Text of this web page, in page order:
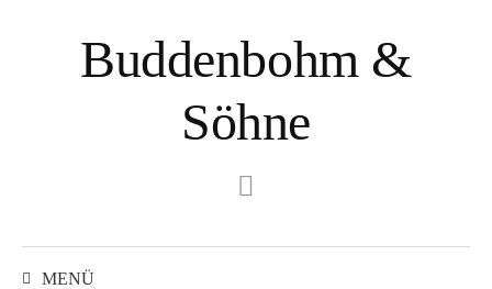
Buddenbohm &
Söhne
MENÜ